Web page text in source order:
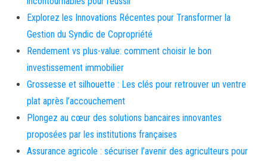
Explorez les Innovations Récentes pour Transformer la
Gestion du Syndic de Copropriété
Rendement vs plus-value: comment choisir le bon
investissement immobilier
Grossesse et silhouette : Les clés pour retrouver un ventre
plat après l’accouchement
Plongez au cœur des solutions bancaires innovantes
proposées par les institutions françaises
Assurance agricole : sécuriser l’avenir des agriculteurs pour